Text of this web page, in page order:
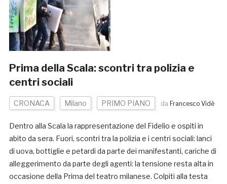
Prima della Scala: scontri tra polizia e
centri sociali
CRONACA Milano PRIMO PIANO da Francesco Vidè
Dentro alla Scala la rappresentazione del Fidelio e ospiti in
abito da sera. Fuori, scontri tra la polizia e i centri sociali: lanci
di uova, bottiglie e petardi da parte dei manifestanti, cariche di
alleggerimento da parte degli agenti: la tensione resta alta in
occasione della Prima del teatro milanese. Colpiti alla testa